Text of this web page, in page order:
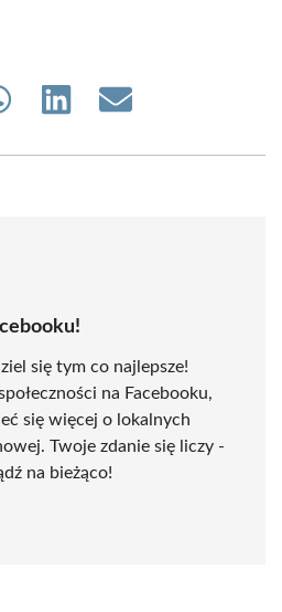
Share
Share
się tym co najlepsze!
na Facebooku,
się więcej o lokalnych
Twoje zdanie się liczy -
na bieżąco!